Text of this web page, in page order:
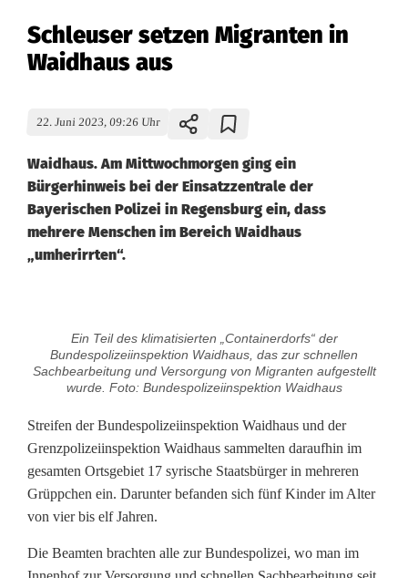
Schleuser setzen Migranten in
Waidhaus aus
22. Juni 2023, 09:26 Uhr
Waidhaus. Am Mittwochmorgen ging ein
Bürgerhinweis bei der Einsatzzentrale der
Bayerischen Polizei in Regensburg ein, dass
mehrere Menschen im Bereich Waidhaus
„umherirrten“.
l
e
u
e
Ein Teil des klimatisierten „Containerdorfs“ der
Bundespolizeiinspektion Waidhaus, das zur schnellen
Sachbearbeitung und Versorgung von Migranten aufgestellt
wurde. Foto: Bundespolizeiinspektion Waidhaus
Streifen der Bundespolizeiinspektion Waidhaus und der
Grenzpolizeiinspektion Waidhaus sammelten daraufhin im
gesamten Ortsgebiet 17 syrische Staatsbürger in mehreren
Grüppchen ein. Darunter befanden sich fünf Kinder im Alter
von vier bis elf Jahren.
Die Beamten brachten alle zur Bundespolizei, wo man im